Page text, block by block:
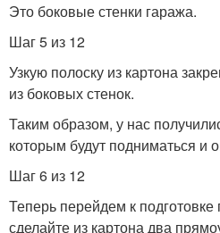
Это боковые стенки гаража.
Шаг 5 из 12
Узкую полоску из картона
из боковых стенок.
Таким образом, у нас
которым будут подниматься и
Шаг 6 из 12
Теперь перейдем к
сделайте из картона два